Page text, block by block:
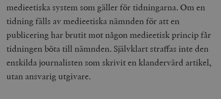
medieetiska system som gäller för tidningarna. Om en
tidning fälls av medieetiska nämnden för att en
publicering har brutit mot någon medieetisk princip får
tidningen böta till nämnden. Självklart straffas inte den
enskilda journalisten som skrivit en klandervärd artikel,
utan ansvarig utgivare.